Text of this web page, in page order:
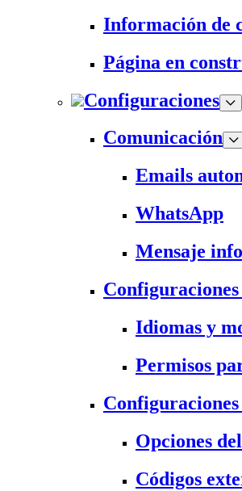
Información de
Página en
Configuraciones
Comunicación
Emails
WhatsApp
Mensaje
Configuraciones
Idiomas y
Permisos
Configuraciones
Opciones
Códigos